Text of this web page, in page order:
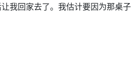
我回家去了。我估计要因为那桌子